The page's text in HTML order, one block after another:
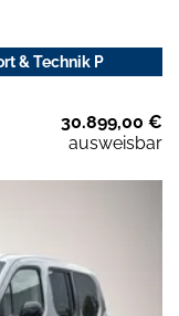
& Technik P
30.899,00 €
ausweisbar